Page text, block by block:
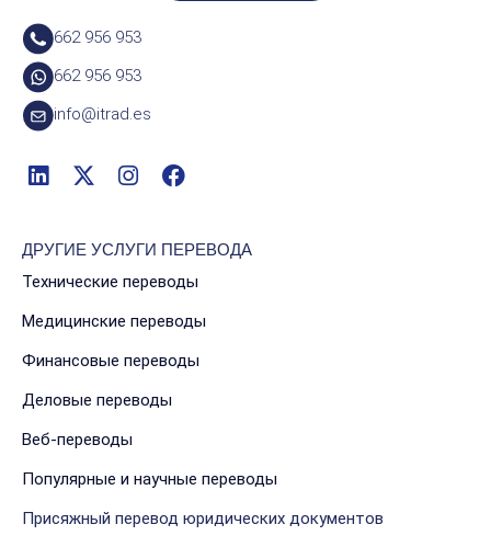
662 956 953
662 956 953
info@itrad.es
ДРУГИЕ УСЛУГИ ПЕРЕВОДА
Технические переводы
Медицинские переводы
Финансовые переводы
Деловые переводы
Веб-переводы
Популярные и научные переводы
Присяжный перевод юридических документов